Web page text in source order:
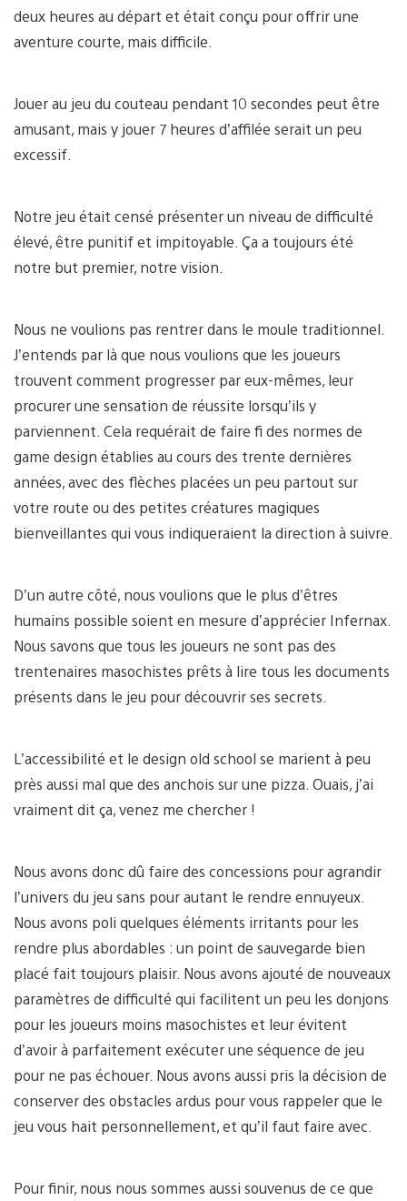
deux heures au départ et était conçu pour offrir une
aventure courte, mais difficile.
Jouer au jeu du couteau pendant 10 secondes peut être
amusant, mais y jouer 7 heures d’affilée serait un peu
excessif.
Notre jeu était censé présenter un niveau de difficulté
élevé, être punitif et impitoyable. Ça a toujours été
notre but premier, notre vision.
Nous ne voulions pas rentrer dans le moule traditionnel.
J’entends par là que nous voulions que les joueurs
trouvent comment progresser par eux-mêmes, leur
procurer une sensation de réussite lorsqu’ils y
parviennent. Cela requérait de faire fi des normes de
game design établies au cours des trente dernières
années, avec des flèches placées un peu partout sur
votre route ou des petites créatures magiques
bienveillantes qui vous indiqueraient la direction à suivre.
D’un autre côté, nous voulions que le plus d’êtres
humains possible soient en mesure d’apprécier Infernax.
Nous savons que tous les joueurs ne sont pas des
trentenaires masochistes prêts à lire tous les documents
présents dans le jeu pour découvrir ses secrets.
L’accessibilité et le design old school se marient à peu
près aussi mal que des anchois sur une pizza. Ouais, j’ai
vraiment dit ça, venez me chercher !
Nous avons donc dû faire des concessions pour agrandir
l’univers du jeu sans pour autant le rendre ennuyeux.
Nous avons poli quelques éléments irritants pour les
rendre plus abordables : un point de sauvegarde bien
placé fait toujours plaisir. Nous avons ajouté de nouveaux
paramètres de difficulté qui facilitent un peu les donjons
pour les joueurs moins masochistes et leur évitent
d’avoir à parfaitement exécuter une séquence de jeu
pour ne pas échouer. Nous avons aussi pris la décision de
conserver des obstacles ardus pour vous rappeler que le
jeu vous hait personnellement, et qu’il faut faire avec.
Pour finir, nous nous sommes aussi souvenus de ce que